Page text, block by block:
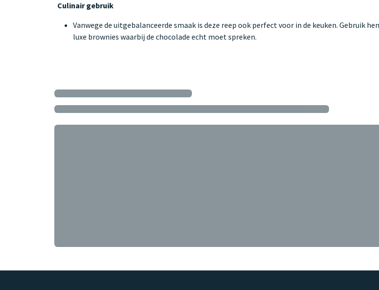
Culinair gebruik
Vanwege de uitgebalanceerde smaak is deze reep ook perfect voor in de keuken. Gebruik
luxe brownies waarbij de chocolade echt moet spreken.